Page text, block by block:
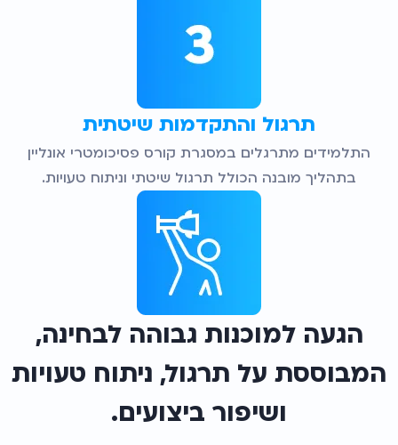
הגעה למוכנות גבוהה לבחינה,
המבוססת על תרגול, ניתוח טעויות
ושיפור ביצועים.
תרגול והתקדמות שיטתית
התלמידים מתרגלים במסגרת קורס פסיכומטרי אונליין
בתהליך מובנה הכולל תרגול שיטתי וניתוח טעויות.